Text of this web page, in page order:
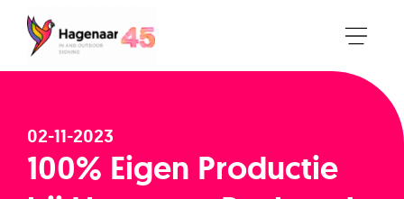
02-11-2023
100% Eigen Productie